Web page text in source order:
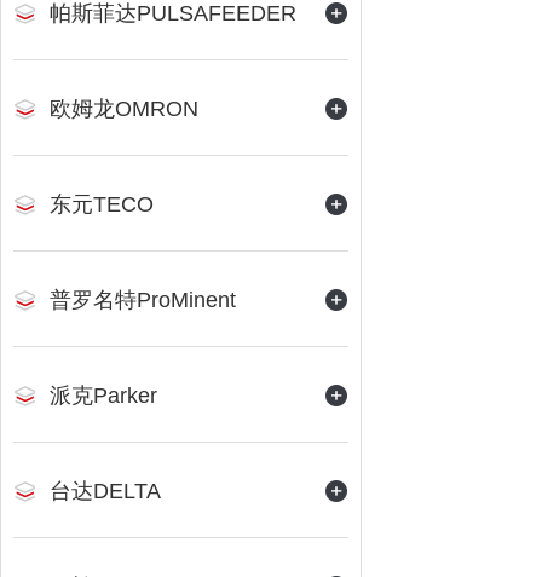
帕斯菲达PULSAFEEDER
欧姆龙OMRON
东元TECO
普罗名特ProMinent
派克Parker
台达DELTA